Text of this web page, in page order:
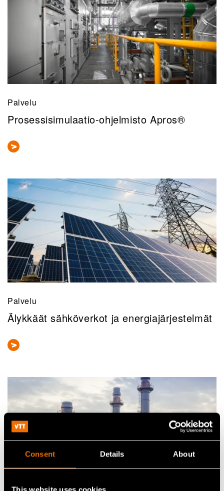
Consent Details About
Palvelu
Prosessisimulaatio-ohjelmisto Apros®
Palvelu
Älykkäät sähköverkot ja energiajärjestelmät